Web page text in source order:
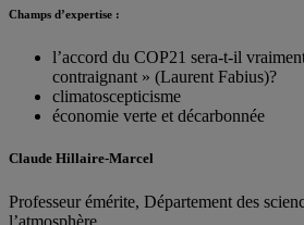
Champs d’expertise :
l’accord du COP21 sera-t-il
contraignant » (Laurent Fabius)?
climatoscepticisme
économie verte et décarbonnée
Claude Hillaire-Marcel
Professeur émérite, Département des
l’atmosphère